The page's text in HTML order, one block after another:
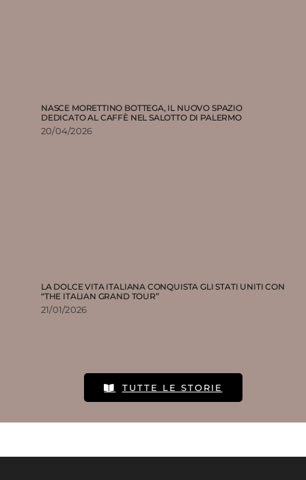
NASCE MORETTINO BOTTEGA, IL NUOVO SPAZIO
DEDICATO AL CAFFÈ NEL SALOTTO DI PALERMO
20/04/2026
LA DOLCE VITA ITALIANA CONQUISTA GLI STATI UNITI CON
“THE ITALIAN GRAND TOUR”
21/01/2026
TUTTE LE STORIE